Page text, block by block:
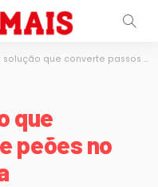
converte passos de peões no passeio em energia
que
peões no